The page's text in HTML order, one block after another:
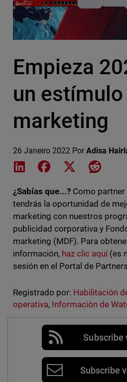
Empieza
un estímulo
marketing
26 Janeiro 2022 Por Adisa
Share on LinkedIn
Share on Facebook
Share on XShare
¿Sabías que...?Como partner
tendrás la oportunidad de
marketing con nuestros
publicidad corporativa y
marketing (MDF). Para
información, haz clic aquí(es
sesión en el Portal de
Registrado por: Habilitación
operativa, Información de
Subscribe
Subscribe